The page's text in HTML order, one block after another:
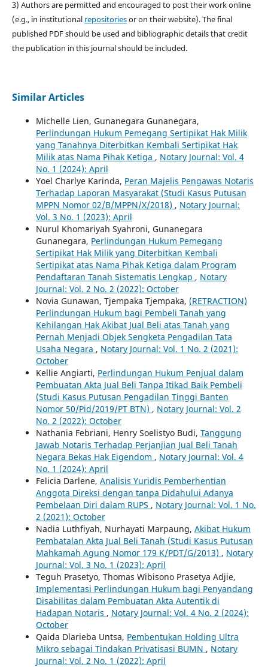
3) Authors are permitted and encouraged to post their work online
(e.g., in institutional repositoriesor on their website). The final
published PDF should be used and bibliographic details that credit
the publication in this journal should be included.
Similar Articles
Michelle Lien, Gunanegara Gunanegara,
Perlindungan Hukum Pemegang Sertipikat Hak Milik
yang Tanahnya Diterbitkan Kembali Sertipikat Hak
Milik atas Nama Pihak Ketiga , Notary Journal: Vol. 4
No. 1 (2024): April
Yoel Charlye Karinda, Peran Majelis Pengawas Notaris
Terhadap Laporan Masyarakat (Studi Kasus Putusan
MPPN Nomor 02/B/MPPN/X/2018) , Notary Journal:
Vol. 3 No. 1 (2023): April
Nurul Khomariyah Syahroni, Gunanegara
Gunanegara, Perlindungan Hukum Pemegang
Sertipikat Hak Milik yang Diterbitkan Kembali
Sertipikat atas Nama Pihak Ketiga dalam Program
Pendaftaran Tanah Sistematis Lengkap , Notary
Journal: Vol. 2 No. 2 (2022): October
Novia Gunawan, Tjempaka Tjempaka, (RETRACTION)
Perlindungan Hukum bagi Pembeli Tanah yang
Kehilangan Hak Akibat Jual Beli atas Tanah yang
Pernah Menjadi Objek Sengketa Pengadilan Tata
Usaha Negara , Notary Journal: Vol. 1 No. 2 (2021):
October
Kellie Angiarti, Perlindungan Hukum Penjual dalam
Pembuatan Akta Jual Beli Tanpa Itikad Baik Pembeli
(Studi Kasus Putusan Pengadilan Tinggi Banten
Nomor 50/Pid/2019/PT BTN) , Notary Journal: Vol. 2
No. 2 (2022): October
Nathania Febriani, Henry Soelistyo Budi, Tanggung
Jawab Notaris Terhadap Perjanjian Jual Beli Tanah
Negara Bekas Hak Eigendom , Notary Journal: Vol. 4
No. 1 (2024): April
Felicia Darlene, Analisis Yuridis Pemberhentian
Anggota Direksi dengan tanpa Didahului Adanya
Pembelaan Diri dalam RUPS , Notary Journal: Vol. 1 No.
2 (2021): October
Nadia Luthfiyah, Nurhayati Marpaung, Akibat Hukum
Pembatalan Akta Jual Beli Tanah (Studi Kasus Putusan
Mahkamah Agung Nomor 179 K/PDT/G/2013) , Notary
Journal: Vol. 3 No. 1 (2023): April
Teguh Prasetyo, Thomas Wibisono Prasetya Adjie,
Implementasi Perlindungan Hukum bagi Penyandang
Disabilitas dalam Pembuatan Akta Autentik di
Hadapan Notaris , Notary Journal: Vol. 4 No. 2 (2024):
October
Qaida Dlarieba Untsa, Pembentukan Holding Ultra
Mikro sebagai Tindakan Privatisasi BUMN , Notary
Journal: Vol. 2 No. 1 (2022): April